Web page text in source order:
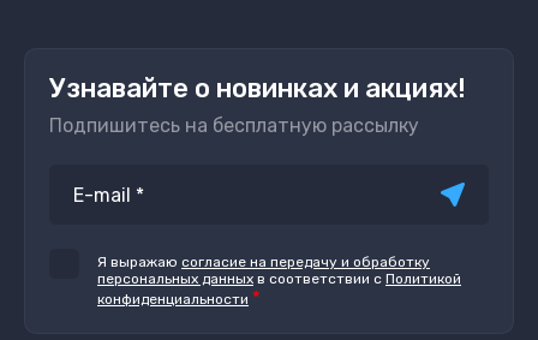
Узнавайте о новинках и акциях!
Подпишитесь на бесплатную рассылку
Я выражаю согласие на передачу и обработку
персональных данных в соответствии с Политикой
конфиденциальности *